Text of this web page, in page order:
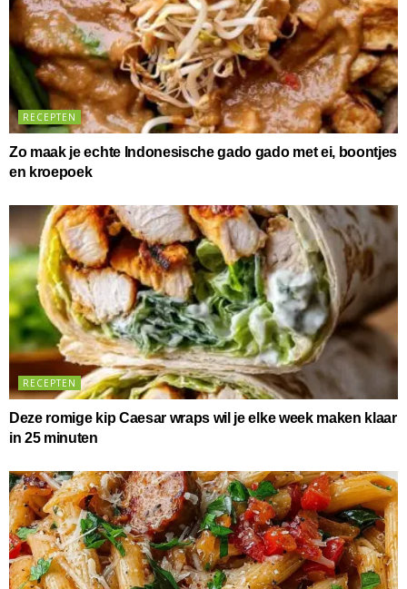
RECEPTEN
Zo maak je echte Indonesische gado gado met ei, boontjes
en kroepoek
RECEPTEN
Deze romige kip Caesar wraps wil je elke week maken klaar
in 25 minuten